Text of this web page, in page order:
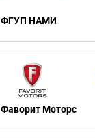
ФГУП НАМИ
Фаворит Моторс